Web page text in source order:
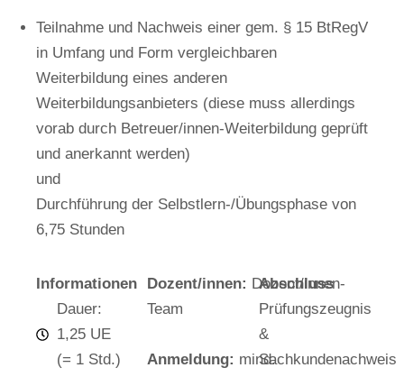
Teilnahme und Nachweis einer gem. § 15 BtRegV
in Umfang und Form vergleichbaren
Weiterbildung eines anderen
Weiterbildungsanbieters (diese muss allerdings
vorab durch Betreuer/innen-Weiterbildung geprüft
und anerkannt werden)
und
Durchführung der Selbstlern-/Übungsphase von
6,75 Stunden
Informationen
Dauer:
1,25 UE
(= 1 Std.)
Dozent/innen: Dozent/innen-
Team
Anmeldung: mind.
Abschluss
Prüfungszeugnis
&
Sachkundenachweis